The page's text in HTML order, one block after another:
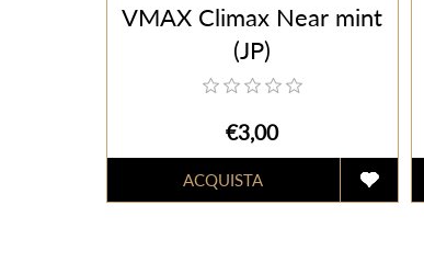
VMAX Climax Near mint
(JP)
€3,00